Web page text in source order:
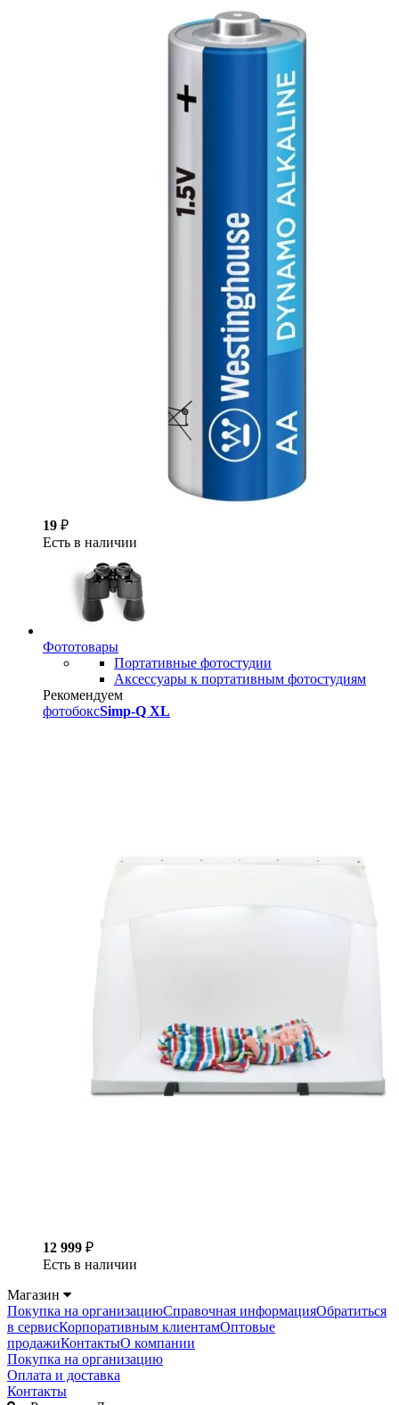
19 ₽
Есть в наличии
Фототовары
Портативные фотостудии
Аксессуары к портативным фотостудиям
Рекомендуем
фотобоксSimp-Q XL
12 999 ₽
Есть в наличии
Магазин
Покупка на организациюСправочная информацияОбратиться
в сервисКорпоративным клиентамОптовые
продажиКонтактыО компании
Покупка на организацию
Оплата и доставка
Контакты